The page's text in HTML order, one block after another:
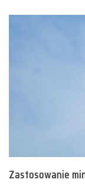
Zastosowanie